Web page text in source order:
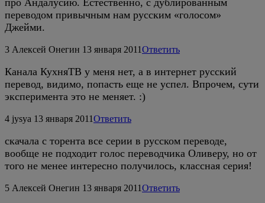
переводом привычным нам русским «голосом»
Джейми.
3 Алексей Онегин 13 января 2011Ответить
Канала КухняТВ у меня нет, а в интернет русский
перевод, видимо, попасть еще не успел. Впрочем, сути
эксперимента это не меняет. :)
4 jysya 13 января 2011Ответить
скачала с торента все серии в русском переводе,
вообще не подходит голос переводчика Оливеру, но от
того не менее интересно получилось, классная серия!
5 Алексей Онегин 13 января 2011Ответить